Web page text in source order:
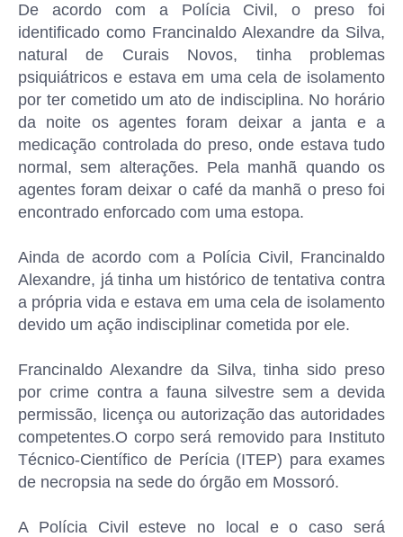
De acordo com a Polícia Civil, o preso foi
identificado como Francinaldo Alexandre da Silva,
natural de Curais Novos, tinha problemas
psiquiátricos e estava em uma cela de isolamento
por ter cometido um ato de indisciplina. No horário
da noite os agentes foram deixar a janta e a
medicação controlada do preso, onde estava tudo
normal, sem alterações. Pela manhã quando os
agentes foram deixar o café da manhã o preso foi
encontrado enforcado com uma estopa.
Ainda de acordo com a Polícia Civil, Francinaldo
Alexandre, já tinha um histórico de tentativa contra
a própria vida e estava em uma cela de isolamento
devido um ação indisciplinar cometida por ele.
Francinaldo Alexandre da Silva, tinha sido preso
por crime contra a fauna silvestre sem a devida
permissão, licença ou autorização das autoridades
competentes.O corpo será removido para Instituto
Técnico-Científico de Perícia (ITEP) para exames
de necropsia na sede do órgão em Mossoró.
A Polícia Civil esteve no local e o caso será